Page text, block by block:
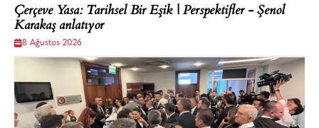
Çerçeve Yasa: Tarihsel Bir Eşik | Perspektifler - Şenol
Karakaş anlatıyor
8 Ağustos 2026